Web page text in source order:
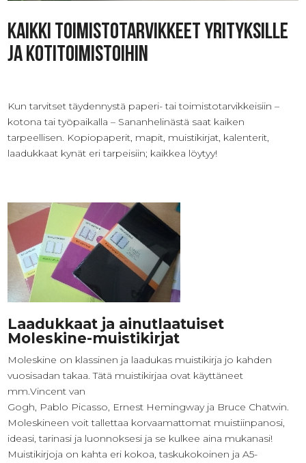
Kaikki toimistotarvikkeet yrityksille
ja kotitoimistoihin
Kun tarvitset täydennystä paperi- tai toimistotarvikkeisiin –
kotona tai työpaikalla – Sananhelinästä saat kaiken
tarpeellisen. Kopiopaperit, mapit, muistikirjat, kalenterit,
laadukkaat kynät eri tarpeisiin; kaikkea löytyy!
Laadukkaat ja ainutlaatuiset
Moleskine-muistikirjat
Moleskine on klassinen ja laadukas muistikirja jo kahden
vuosisadan takaa. Tätä muistikirjaa ovat käyttäneet
mm.Vincent van
Gogh, Pablo Picasso, Ernest Hemingway ja Bruce Chatwin.
Moleskineen voit tallettaa korvaamattomat muistiinpanosi,
ideasi, tarinasi ja luonnoksesi ja se kulkee aina mukanasi!
Muistikirjoja on kahta eri kokoa, taskukokoinen ja A5-